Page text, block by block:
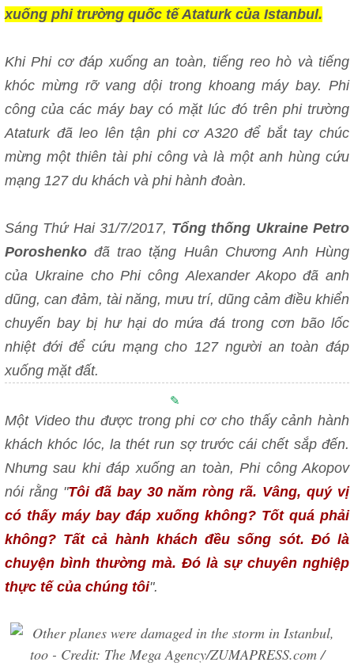
xuống phi trường quốc tế Ataturk của Istanbul.
Khi Phi cơ đáp xuống an toàn, tiếng reo hò và tiếng
khóc mừng rỡ vang dội trong khoang máy bay. Phi
công của các máy bay có mặt lúc đó trên phi trường
Ataturk đã leo lên tận phi cơ A320 để bắt tay chúc
mừng một thiên tài phi công và là một anh hùng cứu
mạng 127 du khách và phi hành đoàn.
Sáng Thứ Hai 31/7/2017, Tổng thống Ukraine Petro
Poroshenkođã trao tặng Huân Chương Anh Hùng
của Ukraine cho Phi côngAlexander Akopo đã anh
dũng, can đảm, tài năng, mưu trí, dũng cảm điều khiển
chuyến bay bị hư hại do mứa đá trong cơn bão lốc
nhiệt đới để cứu mạng cho 127 người an toàn đáp
xuống mặt đất.
Một Video thu được trong phi cơ cho thấy cảnh hành
khách khóc lóc, la thét run sợ trước cái chết sắp đến.
Nhưng sau khi đáp xuống an toàn, Phi công Akopov
nói rằng "Tôi đã bay 30 năm ròng rã. Vâng, quý vị
có thấy máy bay đáp xuống không? Tốt quá phải
không? Tất cả hành khách đều sống sót. Đó là
chuyện bình thường mà. Đó là sự chuyên nghiệp
thực tế của chúng tôi".